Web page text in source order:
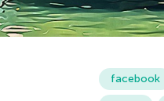
facebook